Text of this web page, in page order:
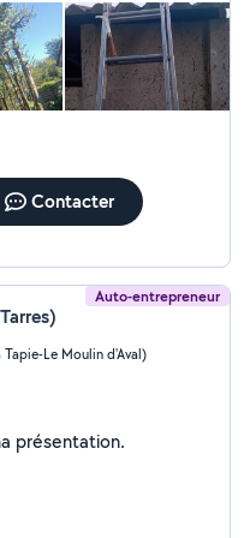
Contacter
Auto-entrepreneur
Tapie-Le Moulin d'Aval)
Je n'ai pas encore renseigné ma présentation.